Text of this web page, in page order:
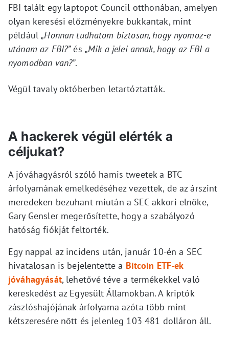
FBI talált egy laptopot Council otthonában, amelyen
olyan keresési előzményekre bukkantak, mint
például„Honnan tudhatom biztosan, hogy nyomoz-e
utánam az FBI?”és „Mik a jelei annak, hogy az FBI a
nyomodban van?”.
Végül tavaly októberben letartóztatták.
A hackerek végül elérték a
céljukat?
A jóváhagyásról szóló hamis tweetek a BTC
árfolyamának emelkedéséhez vezettek, de az árszint
meredeken bezuhant miután a SEC akkori elnöke,
Gary Gensler megerősítette, hogy a szabályozó
hatóság fiókját feltörték.
Egy nappal az incidens után, január 10-én a SEC
hivatalosan is bejelentette a Bitcoin ETF-ek
jóváhagyását, lehetővé téve a termékekkel való
kereskedést az Egyesült Államokban. A kriptók
zászlóshajójának árfolyama azóta több mint
kétszeresére nőtt és jelenleg 103 481 dolláron áll.